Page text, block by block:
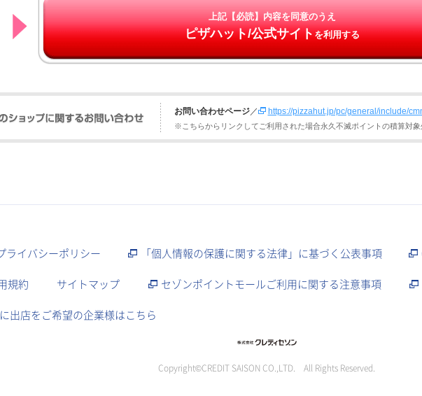
上記【必読】内容を同意のうえ
ピザハット/公式サイトを利用する
お問い合わせページ／ https://pizzahut.jp/pc/general/include/
※こちらからリンクしてご利用された場合永久不滅ポイントの積算対象
ライバシーポリシー 「個人情報の保護に関する法律」に基づく公表事項
規約
サイトマップ セゾンポイントモールご利用に関する注意事項
出店をご希望の企業様はこちら
Copyright©CREDIT SAISON CO.,LTD. All Rights Reserved.